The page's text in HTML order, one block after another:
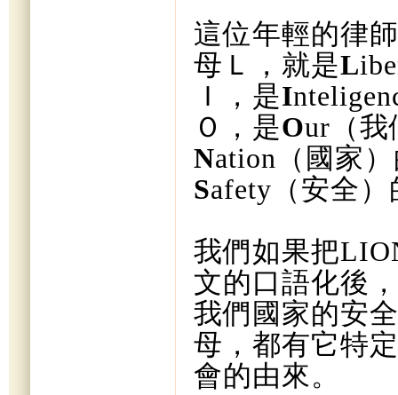
這位年輕的律
母Ｌ，就是L
Ｉ，是I
Ｏ，是Our （
Nation （國家
Safety （安全
我們如果把
文的口語化後
我們國家的安
母，都有它特
會的由來。